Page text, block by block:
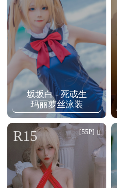
坂坂白 - 死或生
玛丽萝丝泳装
R15 [55P]